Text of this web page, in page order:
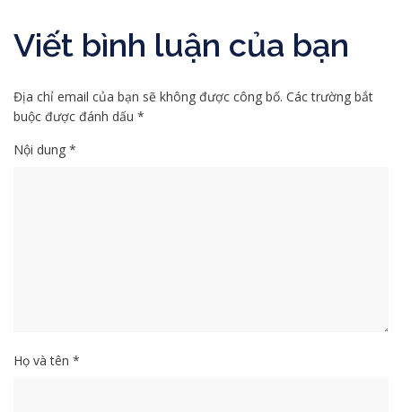
Viết bình luận của bạn
Địa chỉ email của bạn sẽ không được công bố. Các trường bắt
buộc được đánh dấu *
Nội dung *
Họ và tên *